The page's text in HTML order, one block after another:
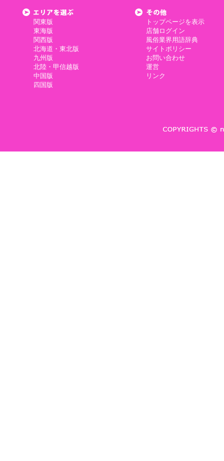
関東版
東海版
関西版
北海道・東北版
九州版
北陸・甲信越版
中国版
四国版
トップページを表示
店舗ログイン
風俗業界用語辞典
サイトポリシー
お問い合わせ
運営
リンク